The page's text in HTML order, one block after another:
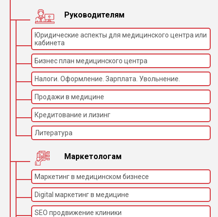
Руководителям
Юридические аспекты для медицинского центра или
кабинета
Бизнес план медицинского центра
Налоги. Оформление. Зарплата. Увольнение.
Продажи в медицине
Кредитование и лизинг
Литература
Маркетологам
Маркетинг в медицинском бизнесе
Digital маркетинг в медицине
SEO продвижение клиники